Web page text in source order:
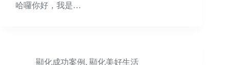
哈囉你好，我是…
顯化成功案例 , 顯化美好生活